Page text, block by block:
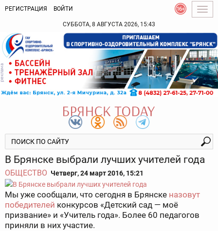
РЕГИСТРАЦИЯ ВОЙТИ
СУББОТА, 8 АВГУСТА 2026, 15:43
В Брянске выбрали лучших учителей года
ОБЩЕСТВО Четверг, 24 март 2016, 15:21
Мы уже сообщали, что сегодня в Брянске назовут
победителей конкурсов «Детский сад — моё
призвание» и «Учитель года». Более 60 педагогов
приняли в них участие.